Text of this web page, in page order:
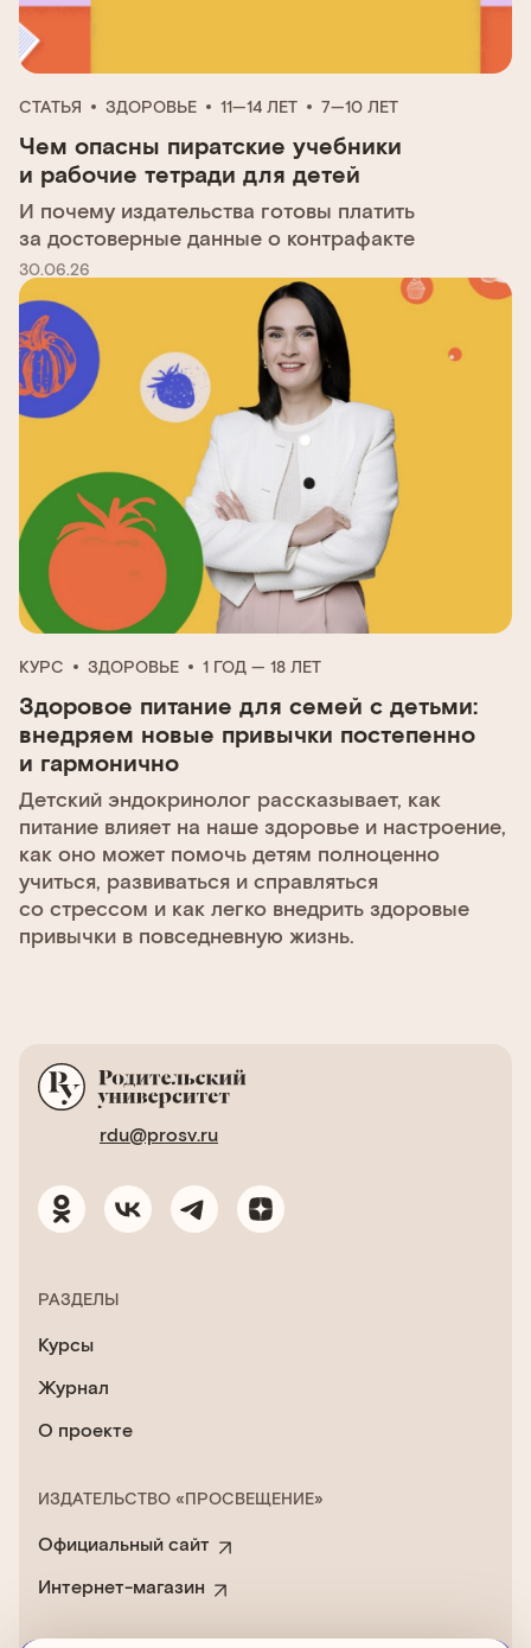
СТАТЬЯ ЗДОРОВЬЕ 11—14 ЛЕТ 7—10 ЛЕТ
Чем опасны пиратские учебники
и рабочие тетради для детей
И почему издательства готовы платить
за достоверные данные о контрафакте
30.06.26
КУРС ЗДОРОВЬЕ 1 ГОД — 18 ЛЕТ
Здоровое питание для семей с детьми:
внедряем новые привычки постепенно
и гармонично
Детский эндокринолог рассказывает, как
питание влияет на наше здоровье и настроение,
как оно может помочь детям полноценно
учиться, развиваться и справляться
со стрессом и как легко внедрить здоровые
привычки в повседневную жизнь.
rdu@prosv.ru
РАЗДЕЛЫ
Курсы
Журнал
О проекте
ИЗДАТЕЛЬСТВО «ПРОСВЕЩЕНИЕ»
Официальный сайт
Интернет-магазин